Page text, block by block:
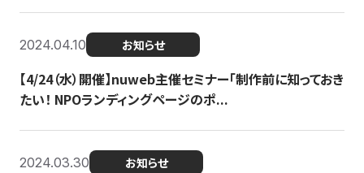
2024.04.10 お知らせ
【4/24（水）開催】nuweb主催セミナー「制作前に知っておき
たい！ NPOランディングページのポ...
2024.03.30 お知らせ